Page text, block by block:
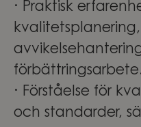
· Praktisk
kvalitetsplanering,
· Förståelse för
och standarder,